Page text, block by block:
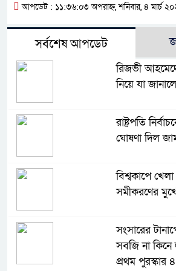
আপডেট : ১১:৩৬:০৩ অপরাহ্ন, শনিবার, ৪ মার্চ
সর্বশেষ আপডেট
রিজভী
নিয়ে যা
রাষ্ট্রপতি
ঘোষণা দিল
বিশ্বকাপে
সমীকরণের
সংসারের
সবজি না কিনে
প্রথম পুরস্কার